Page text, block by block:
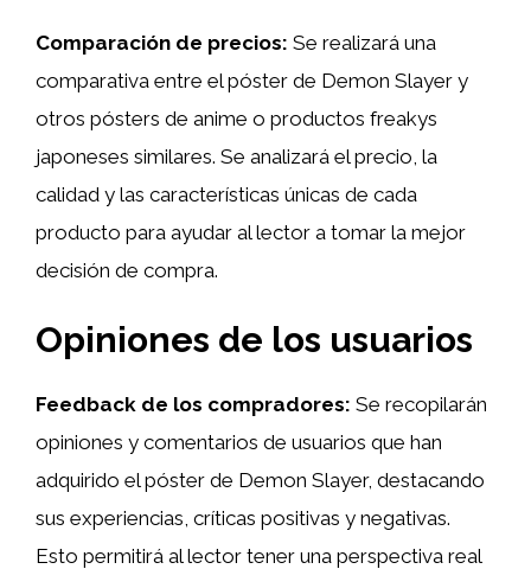
Comparación de precios: Se realizará una
comparativa entre el póster de Demon Slayer y
otros pósters de anime o productos freakys
japoneses similares. Se analizará el precio, la
calidad y las características únicas de cada
producto para ayudar al lector a tomar la mejor
decisión de compra.
Opiniones de los usuarios
Feedback de los compradores: Se recopilarán
opiniones y comentarios de usuarios que han
adquirido el póster de Demon Slayer, destacando
sus experiencias, críticas positivas y negativas.
Esto permitirá al lector tener una perspectiva real